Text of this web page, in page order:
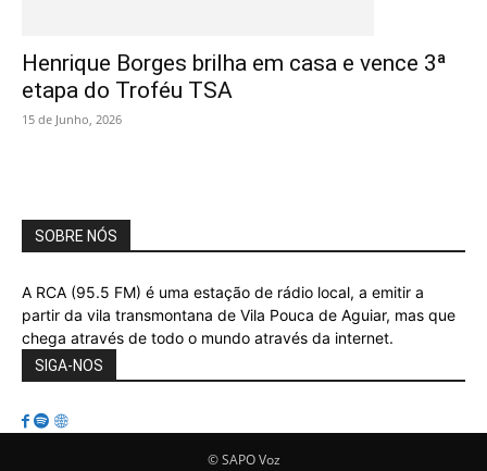
Henrique Borges brilha em casa e vence 3ª
etapa do Troféu TSA
15 de Junho, 2026
SOBRE NÓS
A RCA (95.5 FM) é uma estação de rádio local, a emitir a
partir da vila transmontana de Vila Pouca de Aguiar, mas que
chega através de todo o mundo através da internet.
SIGA-NOS
© SAPO Voz